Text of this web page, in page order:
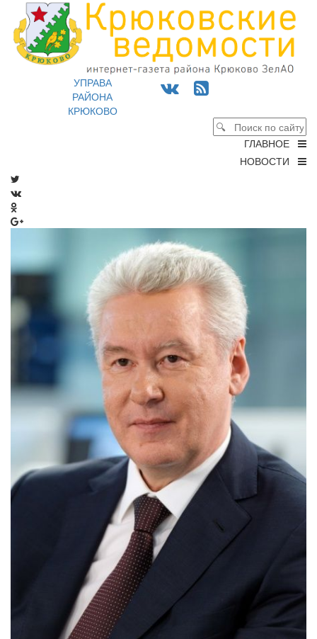
УПРАВА
РАЙОНА
КРЮКОВО
ГЛАВНОЕ
НОВОСТИ